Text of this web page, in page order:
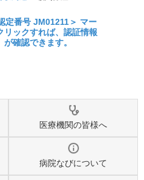
医療機関の皆様へ
病院なびについて